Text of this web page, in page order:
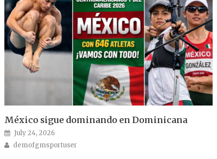
México sigue dominando en Dominicana
Posted on
July 24, 2026
Author
demofgmsportuser